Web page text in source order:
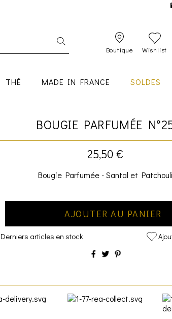
Boutique Wishlist
THÉ MADE IN FRANCE SOLDES
BOUGIE PARFUMÉE
25,50 €
Bougie Parfumée - Santal et Patchouli
AJOUTER AU PANIER
Derniers articles en stock